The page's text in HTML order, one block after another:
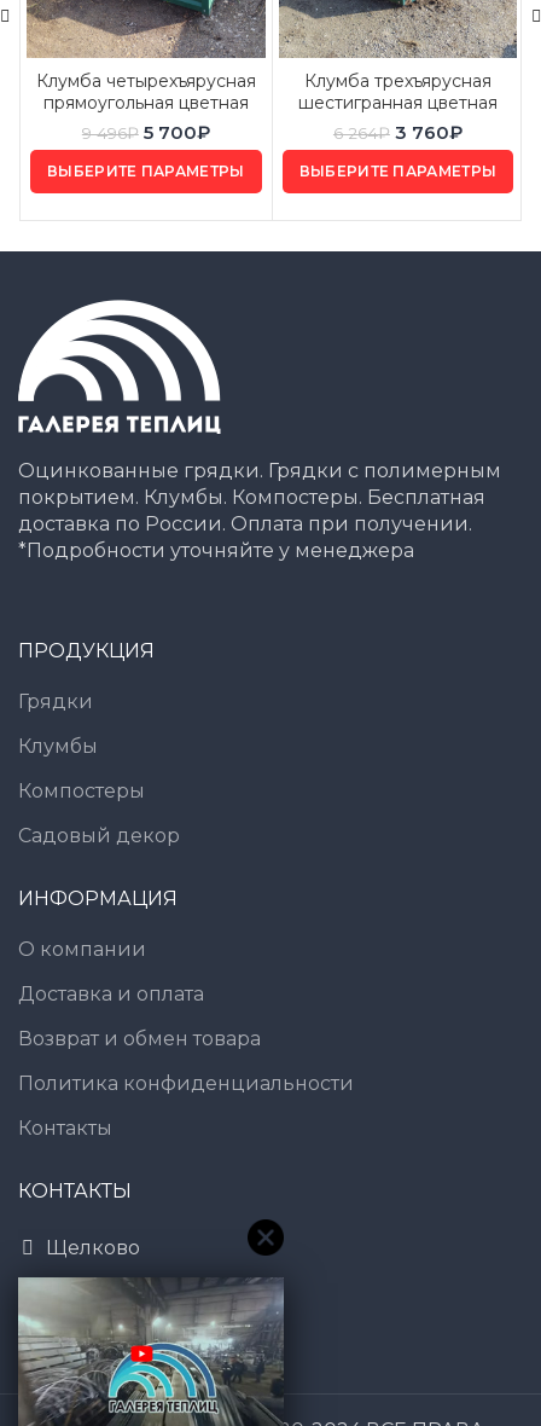
Клумба четырехъярусная
прямоугольная цветная
9 496₽ 5 700₽
ВЫБЕРИТЕ ПАРАМЕТРЫ
Клумба трехъярусная
шестигранная цветная
6 264₽ 3 760₽
ВЫБЕРИТЕ ПАРАМЕТРЫ
Оцинкованные грядки. Грядки с полимерным
покрытием. Клумбы. Компостеры. Бесплатная
доставка по России. Оплата при получении.
*Подробности уточняйте у менеджера
ПРОДУКЦИЯ
Грядки
Клумбы
Компостеры
Садовый декор
ИНФОРМАЦИЯ
О компании
Доставка и оплата
Возврат и обмен товара
Политика конфиденциальности
Контакты
КОНТАКТЫ
Щелково
8 (800) 600-83-54
7@gt101.ru